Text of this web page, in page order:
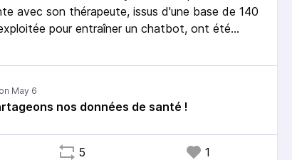
avec son thérapeute, issus d'une base de 140
pour entraîner un chatbot, ont été
pour justifier son licenciement.
nos données de santé !
5 1